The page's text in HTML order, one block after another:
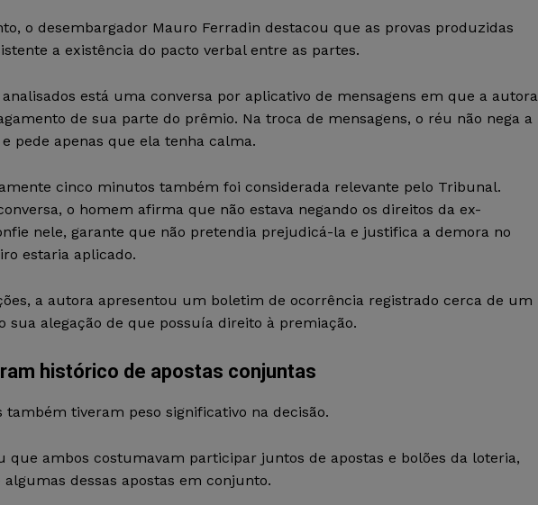
o desembargador Mauro Ferradin destacou que as provas produzidas
a existência do pacto verbal entre as partes.
está uma conversa por aplicativo de mensagens em que a autora
de sua parte do prêmio. Na troca de mensagens, o réu não nega a
pede apenas que ela tenha calma.
cinco minutos também foi considerada relevante pelo Tribunal.
o homem afirma que não estava negando os direitos da ex-
nele, garante que não pretendia prejudicá-la e justifica a demora no
estaria aplicado.
a autora apresentou um boletim de ocorrência registrado cerca de um
sua alegação de que possuía direito à premiação.
histórico de apostas conjuntas
tiveram peso significativo na decisão.
que ambos costumavam participar juntos de apostas e bolões da loteria,
dessas apostas em conjunto.